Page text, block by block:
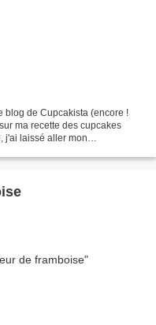
blog de Cupcakista (encore !
ma recette des cupcakes
j'ai laissé aller mon